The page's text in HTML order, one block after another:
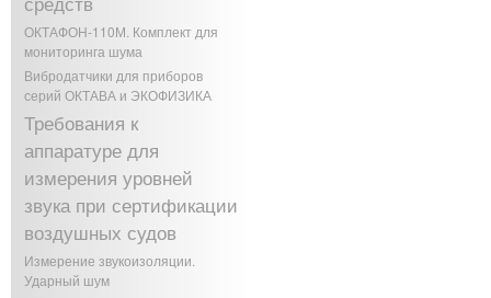
ОКТАФОН-110М. Комплект для
мониторинга шума
Вибродатчики для приборов
серий ОКТАВА и ЭКОФИЗИКА
Требования к
аппаратуре для
измерения уровней
звука при сертификации
воздушных судов
Измерение звукоизоляции.
Ударный шум